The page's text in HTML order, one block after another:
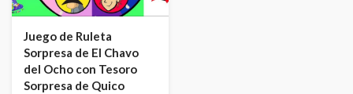
Juego de Ruleta
Sorpresa de El Chavo
del Ocho con Tesoro
Sorpresa de Quico